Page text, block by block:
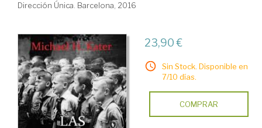
Dirección Única. Barcelona, 2016
23,90 €
Sin Stock. Disponible en
7/10 días.
COMPRAR